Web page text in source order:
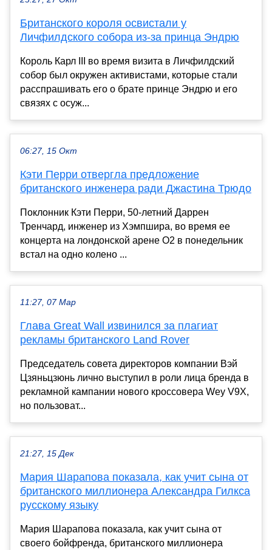
Британского короля освистали у
Личфилдского собора из-за принца Эндрю
Король Карл III во время визита в Личфилдский
собор был окружен активистами, которые стали
расспрашивать его о брате принце Эндрю и его
связях с осуж...
06:27, 15 Окт
Кэти Перри отвергла предложение
британского инженера ради Джастина Трюдо
Поклонник Кэти Перри, 50-летний Даррен
Тренчард, инженер из Хэмпшира, во время ее
концерта на лондонской арене О2 в понедельник
встал на одно колено ...
11:27, 07 Мар
Глава Great Wall извинился за плагиат
рекламы британского Land Rover
Председатель совета директоров компании Вэй
Цзяньцзюнь лично выступил в роли лица бренда в
рекламной кампании нового кроссовера Wey V9X,
но пользоват...
21:27, 15 Дек
Мария Шарапова показала, как учит сына от
британского миллионера Александра Гилкса
русскому языку
Мария Шарапова показала, как учит сына от
своего бойфренда, британского миллионера